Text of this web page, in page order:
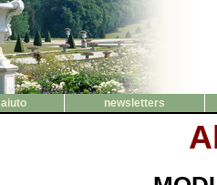
aiuto
newsletters